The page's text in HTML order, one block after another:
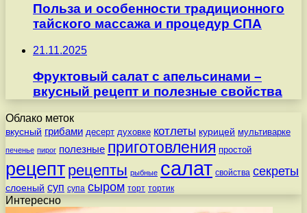
Польза и особенности традиционного
тайского массажа и процедур СПА
21.11.2025
Фруктовый салат с апельсинами –
вкусный рецепт и полезные свойства
Облако меток
вкусный грибами десерт духовке котлеты курицей мультиварке
печенье пирог полезные приготовления простой
рецепт рецепты рыбные салат свойства секреты
слоеный суп супа сыром торт тортик
Интересно